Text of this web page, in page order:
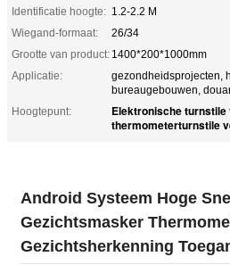
Identificatie hoogte: 1.2-2.2 M
Wiegand-formaat:
26/34
Grootte van product: 1400*200*1000mm
Applicatie:
gezondheidsprojecten,
bureaugebouwen,
Hoogtepunt:
Elektronische
thermometerturnstile
Android Systeem Hoge
Gezichtsmasker
Gezichtsherkenning